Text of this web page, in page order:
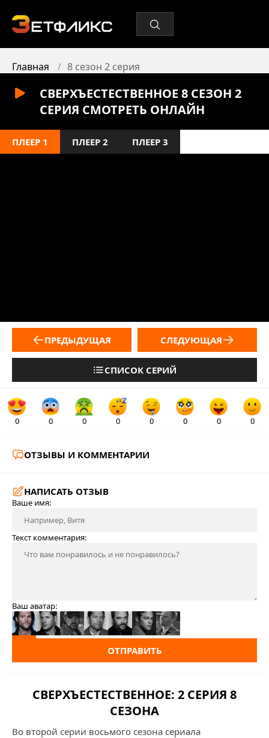
Главная 8 сезон 2 серия
СВЕРХЪЕСТЕСТВЕННОЕ 8 СЕЗОН 2
СЕРИЯ СМОТРЕТЬ ОНЛАЙН
ПЛЕЕР 1 ПЛЕЕР 2 ПЛЕЕР 3
ПРЕДЫДУЩАЯ
СПИСОК СЕРИЙ
СЛЕДУЮЩАЯ
0 0 0 0 0 0 0 0
ОТЗЫВЫ И КОММЕНТАРИИ
НАПИСАТЬ ОТЗЫВ
Ваше имя:
Текст комментария:
Ваш аватар:
ОТПРАВИТЬ
СВЕРХЪЕСТЕСТВЕННОЕ: 2 СЕРИЯ 8
СЕЗОНА
Во второй серии восьмого сезона сериала